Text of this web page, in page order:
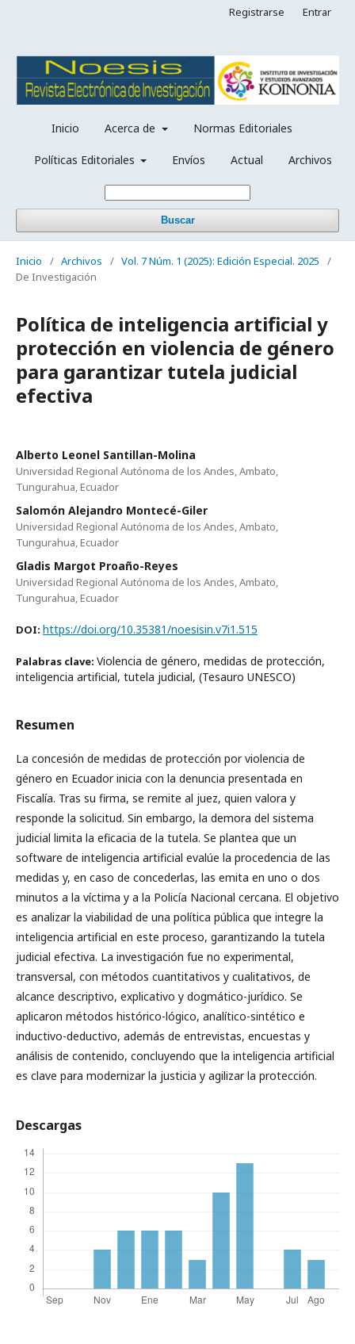
Inicio Acerca de Normas Editoriales
Políticas Editoriales Envíos Actual Archivos
Buscar
Registrarse Entrar
Inicio / Archivos / Vol. 7 Núm. 1 (2025): Edición Especial. 2025
/
De Investigación
Política de inteligencia artificial y
protección en violencia de género
para garantizar tutela judicial
efectiva
Alberto Leonel Santillan-Molina
Universidad Regional Autónoma de los Andes, Ambato,
Tungurahua, Ecuador
Salomón Alejandro Montecé-Giler
Universidad Regional Autónoma de los Andes, Ambato,
Tungurahua, Ecuador
Gladis Margot Proaño-Reyes
Universidad Regional Autónoma de los Andes, Ambato,
Tungurahua, Ecuador
DOI: https://doi.org/10.35381/noesisin.v7i1.515
Palabras clave: Violencia de género, medidas de protección,
inteligencia artificial, tutela judicial, (Tesauro UNESCO)
Resumen
La concesión de medidas de protección por violencia de
género en Ecuador inicia con la denuncia presentada en
Fiscalía. Tras su firma, se remite al juez, quien valora y
responde la solicitud. Sin embargo, la demora del sistema
judicial limita la eficacia de la tutela. Se plantea que un
software de inteligencia artificial evalúe la procedencia de las
medidas y, en caso de concederlas, las emita en uno o dos
minutos a la víctima y a la Policía Nacional cercana. El objetivo
es analizar la viabilidad de una política pública que integre la
inteligencia artificial en este proceso, garantizando la tutela
judicial efectiva. La investigación fue no experimental,
transversal, con métodos cuantitativos y cualitativos, de
alcance descriptivo, explicativo y dogmático-jurídico. Se
aplicaron métodos histórico-lógico, analítico-sintético e
inductivo-deductivo, además de entrevistas, encuestas y
análisis de contenido, concluyendo que la inteligencia artificial
es clave para modernizar la justicia y agilizar la protección.
Descargas